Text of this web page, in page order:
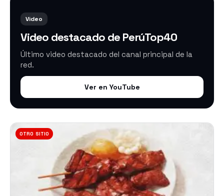
Video
Video destacado de PerúTop40
Último video destacado del canal principal de la
red.
Ver en YouTube
OTRO SITIO